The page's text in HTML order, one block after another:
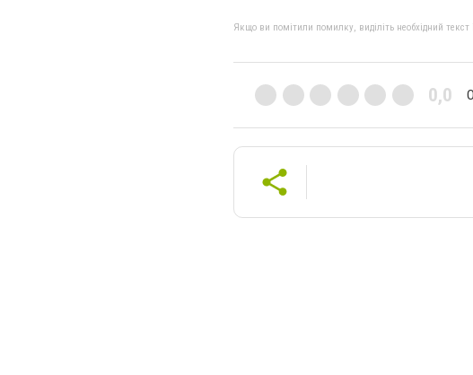
Якщо ви помітили помилку, виділіть необхідний
0,0